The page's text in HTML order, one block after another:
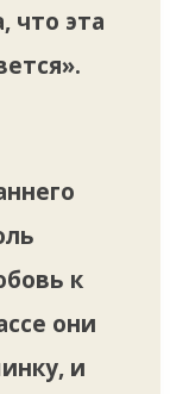
что эта
к
они
и